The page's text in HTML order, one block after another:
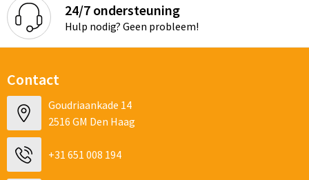
24/7 ondersteuning
Hulp nodig? Geen probleem!
Contact
Goudriaankade 14
2516 GM Den Haag
+31 651 008 194